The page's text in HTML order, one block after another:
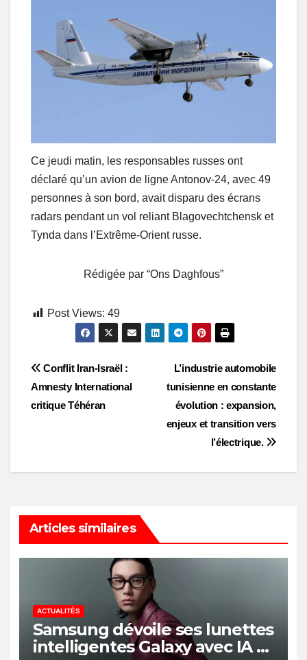
Ce jeudi matin, les responsables russes ont
déclaré qu’un avion de ligne Antonov-24, avec 49
personnes à son bord, avait disparu des écrans
radars pendant un vol reliant Blagovechtchensk et
Tynda dans l’Extrême-Orient russe.
Rédigée par “Ons Daghfous”
Post Views: 49
Post
navigation
L’industrie automobile
tunisienne en constante
évolution : expansion,
enjeux et transition vers
l’électrique.
Conflit Iran-Israël :
Amnesty International
critique Téhéran
Articles similaires
ACTUALITÉS
Samsung dévoile ses lunettes
intelligentes Galaxy avec IA et